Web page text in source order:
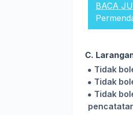
BACA
C.
Tidak
Tidak
Tidak